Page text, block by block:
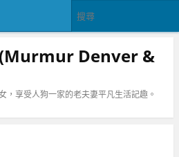
(Murmur Denver &
，享受人狗一家的老夫妻平凡生活記趣。